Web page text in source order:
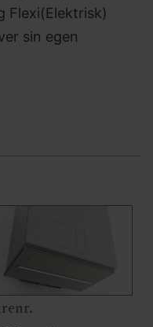
Flexi(Elektrisk)
sin egen